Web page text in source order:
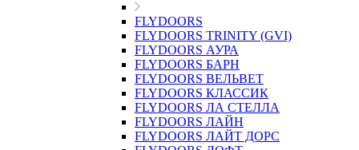
FLYDOORS
FLYDOORS TRINITY (GVI)
FLYDOORS АУРА
FLYDOORS БАРН
FLYDOORS ВЕЛЬВЕТ
FLYDOORS КЛАССИК
FLYDOORS ЛА СТЕЛЛА
FLYDOORS ЛАЙН
FLYDOORS ЛАЙТ ДОРС